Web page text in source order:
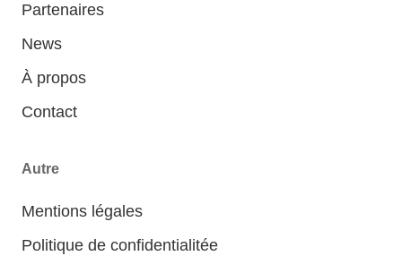
Partenaires
News
À propos
Contact
Autre
Mentions légales
Politique de confidentialitée